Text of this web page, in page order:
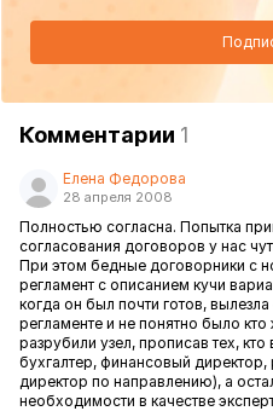
Комментарии 1
Елена Федорова
28 апреля 2008
Полностью согласна. Попытка
согласования договоров у нас
При этом бедные договорники с
регламент с описанием кучи
когда он был почти готов,
регламенте и не понятно было
разрубили узел, прописав тех,
бухгалтер, финансовый
директор по направлению), а
необходимости в качестве